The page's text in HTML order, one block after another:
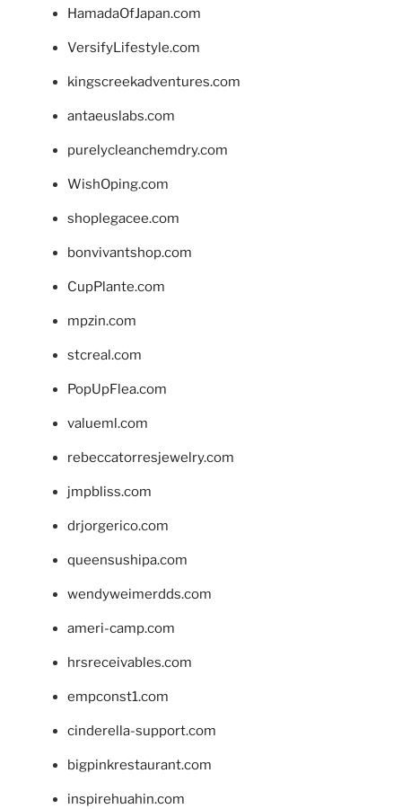
HamadaOfJapan.com
VersifyLifestyle.com
kingscreekadventures.com
antaeuslabs.com
purelycleanchemdry.com
WishOping.com
shoplegacee.com
bonvivantshop.com
CupPlante.com
mpzin.com
stcreal.com
PopUpFlea.com
valueml.com
rebeccatorresjewelry.com
jmpbliss.com
drjorgerico.com
queensushipa.com
wendyweimerdds.com
ameri-camp.com
hrsreceivables.com
empconst1.com
cinderella-support.com
bigpinkrestaurant.com
inspirehuahin.com